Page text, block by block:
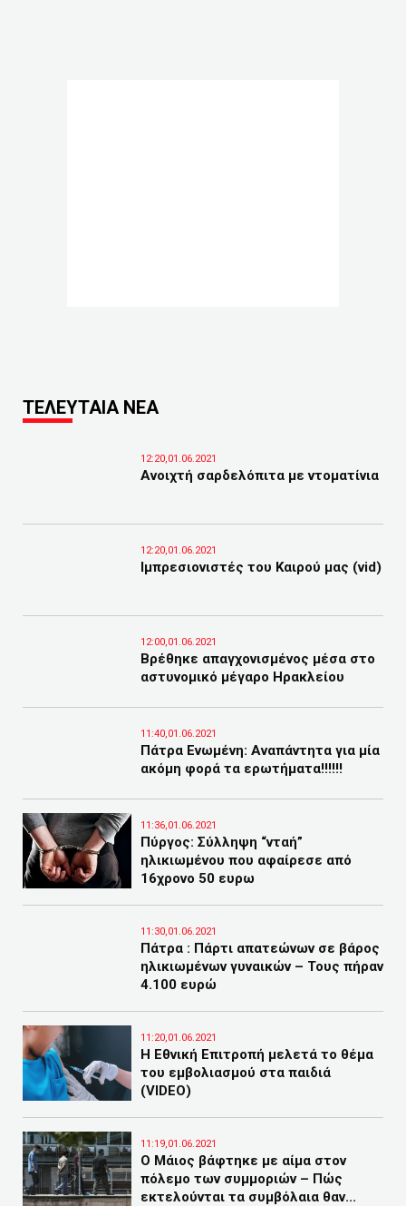
ΤΕΛΕΥΤΑΙΑ ΝΕΑ
12:20,01.06.2021
Ανοιχτή σαρδελόπιτα με ντοματίνια
12:20,01.06.2021
Ιμπρεσιονιστές του Καιρού μας (vid)
12:00,01.06.2021
Βρέθηκε απαγχονισμένος μέσα στο
αστυνομικό μέγαρο Ηρακλείου
11:40,01.06.2021
Πάτρα Ενωμένη: Αναπάντητα για μία
ακόμη φορά τα ερωτήματα!!!!!!
11:36,01.06.2021
Πύργος: Σύλληψη “νταή”
ηλικιωμένου που αφαίρεσε από
16χρονο 50 ευρω
11:30,01.06.2021
Πάτρα : Πάρτι απατεώνων σε βάρος
ηλικιωμένων γυναικών – Τους πήραν
4.100 ευρώ
11:20,01.06.2021
Η Εθνική Επιτροπή μελετά το θέμα
του εμβολιασμού στα παιδιά
(VIDEO)
11:19,01.06.2021
Ο Μάιος βάφτηκε με αίμα στον
πόλεμο των συμμοριών – Πώς
εκτελούνται τα συμβόλαια θαν...